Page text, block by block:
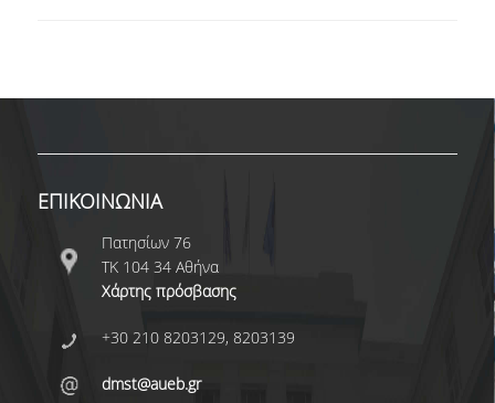
ΜΕΛΗ ΔΕΠ
ΕΠΙΤΙΜΟΙ ΔΙΔΑΚΤΟΡΕΣ
ΕΠΙΚΟΙΝΩΝΙΑ
Πατησίων 76
ΤΚ 104 34 Αθήνα
Χάρτης πρόσβασης
+30 210 8203129, 8203139
dmst@aueb.gr